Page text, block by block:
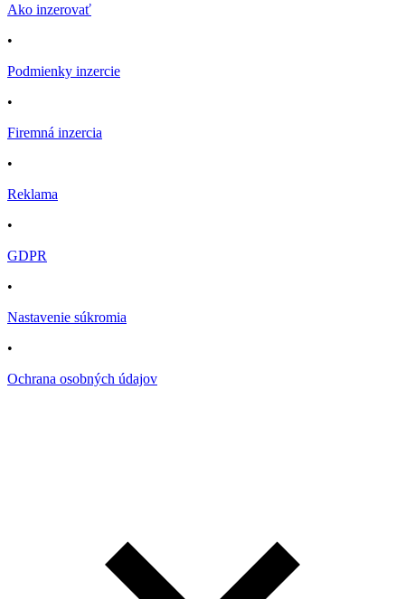
Ako inzerovať
•
Podmienky inzercie
•
Firemná inzercia
•
Reklama
•
GDPR
•
Nastavenie súkromia
•
Ochrana osobných údajov